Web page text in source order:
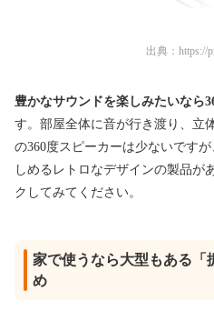
出典： https://
豊かなサウンドを楽しみたいなら
す。部屋全体に音が行き渡り、立
の360度スピーカーは少ないです
しめるレトロなデザインの製品が
クしてみてください。
家で使うなら大型もある「
め